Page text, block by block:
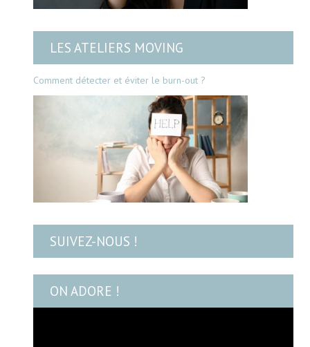
LES ATELIERS MOVING
Comment détecter et éviter le burn-out ?
SUIVEZ-NOUS !
ON ADORE !